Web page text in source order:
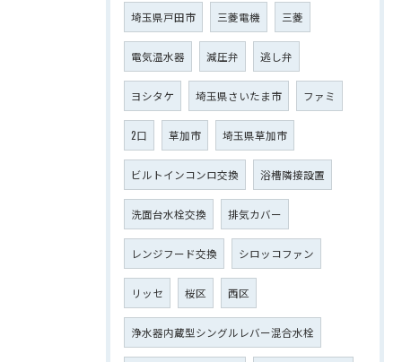
埼玉県戸田市 三菱電機 三菱
電気温水器 減圧弁 逃し弁
ヨシタケ 埼玉県さいたま市 ファミ
2口 草加市 埼玉県草加市
ビルトインコンロ交換 浴槽隣接設置
洗面台水栓交換 排気カバー
レンジフード交換 シロッコファン
リッセ 桜区 西区
浄水器内蔵型シングルレバー混合水栓